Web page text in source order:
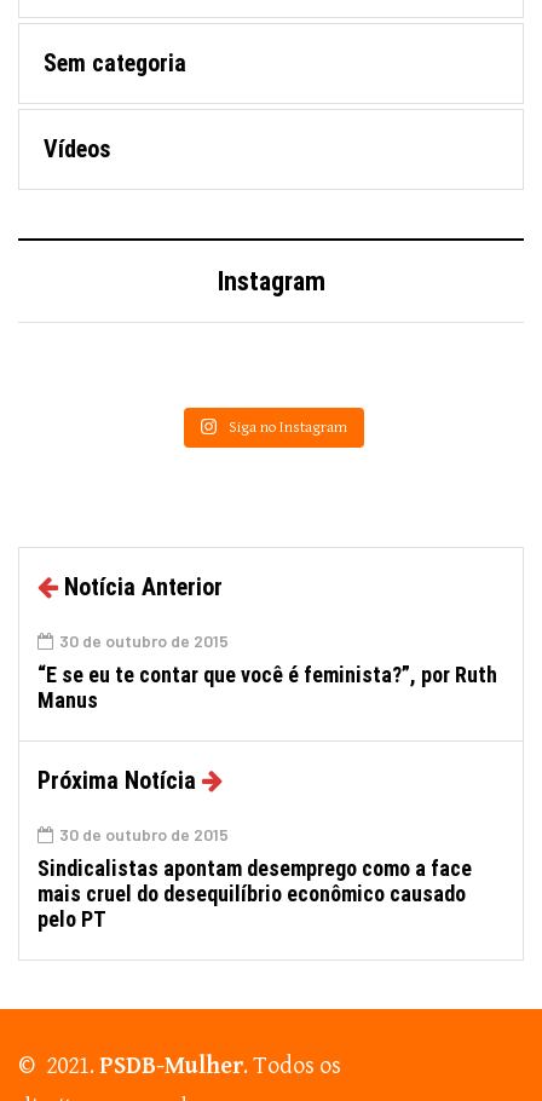
Sem categoria
Vídeos
Instagram
Siga no Instagram
Notícia Anterior
30 de outubro de 2015
“E se eu te contar que você é feminista?”, por Ruth
Manus
Próxima Notícia
30 de outubro de 2015
Sindicalistas apontam desemprego como a face
mais cruel do desequilíbrio econômico causado
pelo PT
© 2021.PSDB-Mulher. Todos os